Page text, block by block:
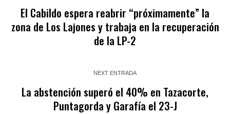
El Cabildo espera reabrir “próximamente” la
zona de Los Lajones y trabaja en la recuperación
de la LP-2
NEXT ENTRADA
La abstención superó el 40% en Tazacorte,
Puntagorda y Garafía el 23-J